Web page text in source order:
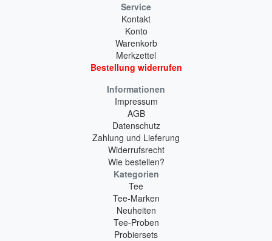
Service
Kontakt
Konto
Warenkorb
Merkzettel
Bestellung widerrufen
Informationen
Impressum
AGB
Datenschutz
Zahlung und Lieferung
Widerrufsrecht
Wie bestellen?
Kategorien
Tee
Tee-Marken
Neuheiten
Tee-Proben
Probiersets